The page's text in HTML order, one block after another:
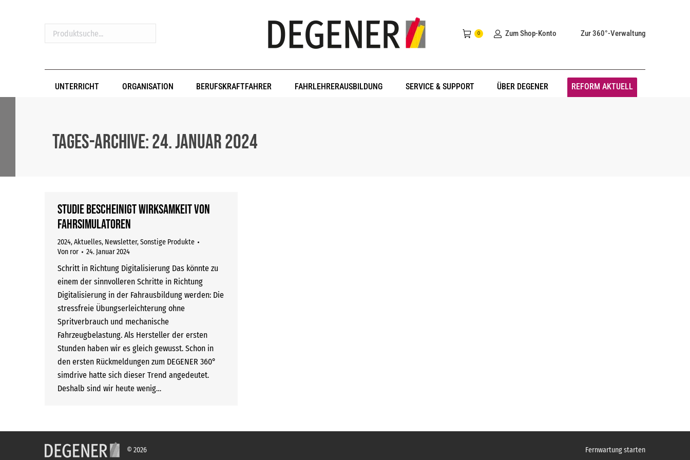
Produktsuche...
0 Zum Shop-Konto Zur 360°-Verwaltung
UNTERRICHT ORGANISATION BERUFSKRAFTFAHRER FAHRLEHRERAUSBILDUNG SERVICE & SUPPORT ÜBER DEGENER REFORM AKTUELL
Tages-Archive:24. Januar 2024
Studie bescheinigt Wirksamkeit von
Fahrsimulatoren
2024,Aktuelles, Newsletter,Sonstige Produkte
Von ror 24. Januar 2024
Schritt in Richtung Digitalisierung Das könnte zu
einem der sinnvolleren Schritte in Richtung
Digitalisierung in der Fahrausbildung werden: Die
stressfreie Übungserleichterung ohne
Spritverbrauch und mechanische
Fahrzeugbelastung. Als Hersteller der ersten
Stunden haben wir es gleich gewusst. Schon in
den ersten Rückmeldungen zum DEGENER 360°
simdrive hatte sich dieser Trend angedeutet.
Deshalb sind wir heute wenig…
© 2026 Fernwartung starten